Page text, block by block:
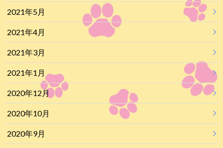
2021年5月
2021年4月
2021年3月
2021年1月
2020年12月
2020年10月
2020年9月